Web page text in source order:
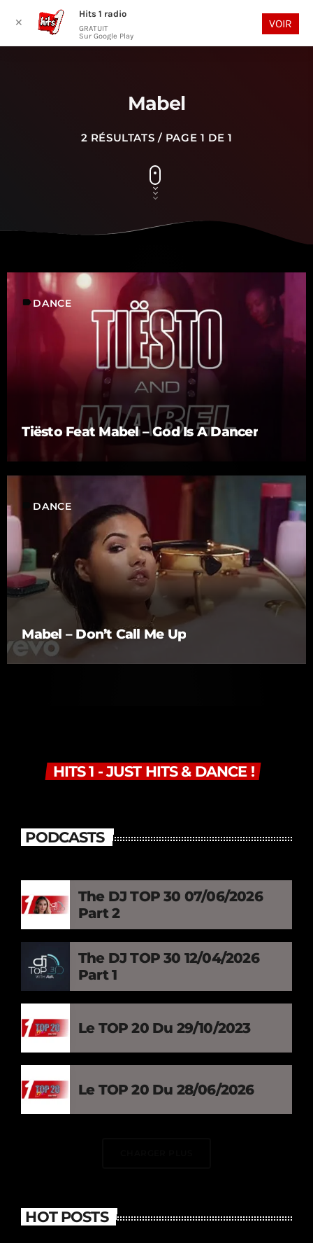
play_arrow
Mabel
2 RÉSULTATS / PAGE 1 DE 1
label DANCE
Tiësto Feat Mabel – God Is A Dancer
DANCE
Mabel – Don’t Call Me Up
HITS 1 - JUST HITS & DANCE !
PODCASTS
The DJ TOP 30 07/06/2026
Part 2
The DJ TOP 30 12/04/2026
Part 1
Le TOP 20 Du 29/10/2023
Le TOP 20 Du 28/06/2026
HOT POSTS
✕
Hits 1 radio
GRATUIT
Sur Google Play
VOIR